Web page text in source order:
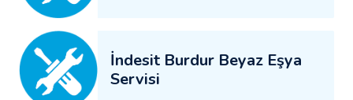
İndesit Burdur Beyaz Eşya
Servisi